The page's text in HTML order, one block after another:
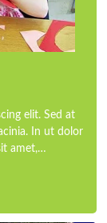
elit. Sed at
In ut dolor
amet,…